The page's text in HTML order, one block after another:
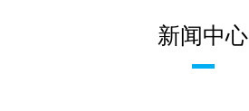
新闻中心